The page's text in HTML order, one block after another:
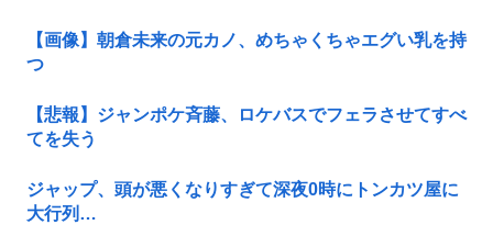
【画像】朝倉未来の元カノ、めちゃくちゃエグい乳を持
つ
【悲報】ジャンポケ斉藤、ロケバスでフェラさせてすべ
てを失う
ジャップ、頭が悪くなりすぎて深夜0時にトンカツ屋に
大行列…